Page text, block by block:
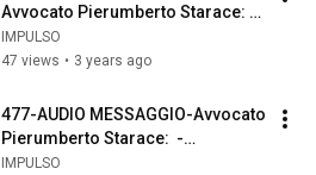
Avvocato Pierumberto Starace:
governo  Fratelli della Nato o
Fratelli d'Italia?
IMPULSO
47 views • 3 years ago
477-AUDIO MESSAGGIO-Avvocato
Pierumberto Starace:  -
Astensionismo costituente?
IMPULSO